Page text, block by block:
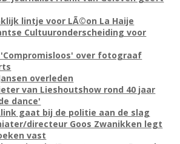
lintje voor LÃ©on La Haije
Cultuuronderscheiding voor
'Compromisloos' over fotograaf
overleden
van Lieshoutshow rond 40 jaar
dance'
gaat bij de politie aan de slag
directeur Goos Zwanikken legt
vast